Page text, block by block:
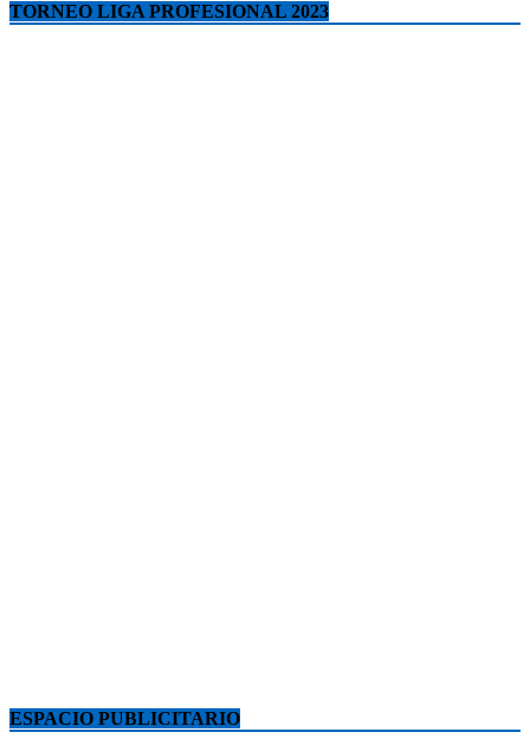
TORNEO LIGA PROFESIONAL 2023
ESPACIO PUBLICITARIO